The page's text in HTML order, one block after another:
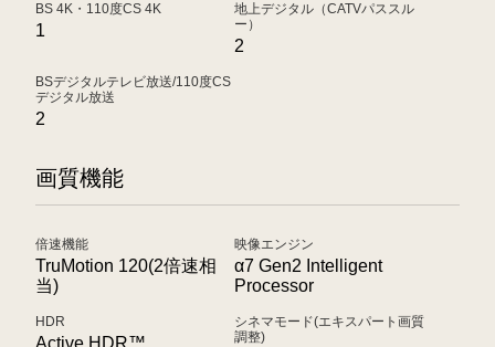
BS 4K・110度CS 4K
1
地上デジタル（CATVパススル
ー）
2
BSデジタルテレビ放送/110度CS
デジタル放送
2
画質機能
倍速機能
TruMotion 120(2倍速相
当)
映像エンジン
α7 Gen2 Intelligent
Processor
HDR
シネマモード(エキスパート画質
調整)